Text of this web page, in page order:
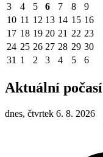
3
4 5 6 7 8
9
10 11 12 13 14 15 16
17 18 19 20 21 22 23
24 25 26 27 28 29 30
31 1 2 3 4 5 6
Aktuální počasí
dnes, čtvrtek 6. 8. 2026